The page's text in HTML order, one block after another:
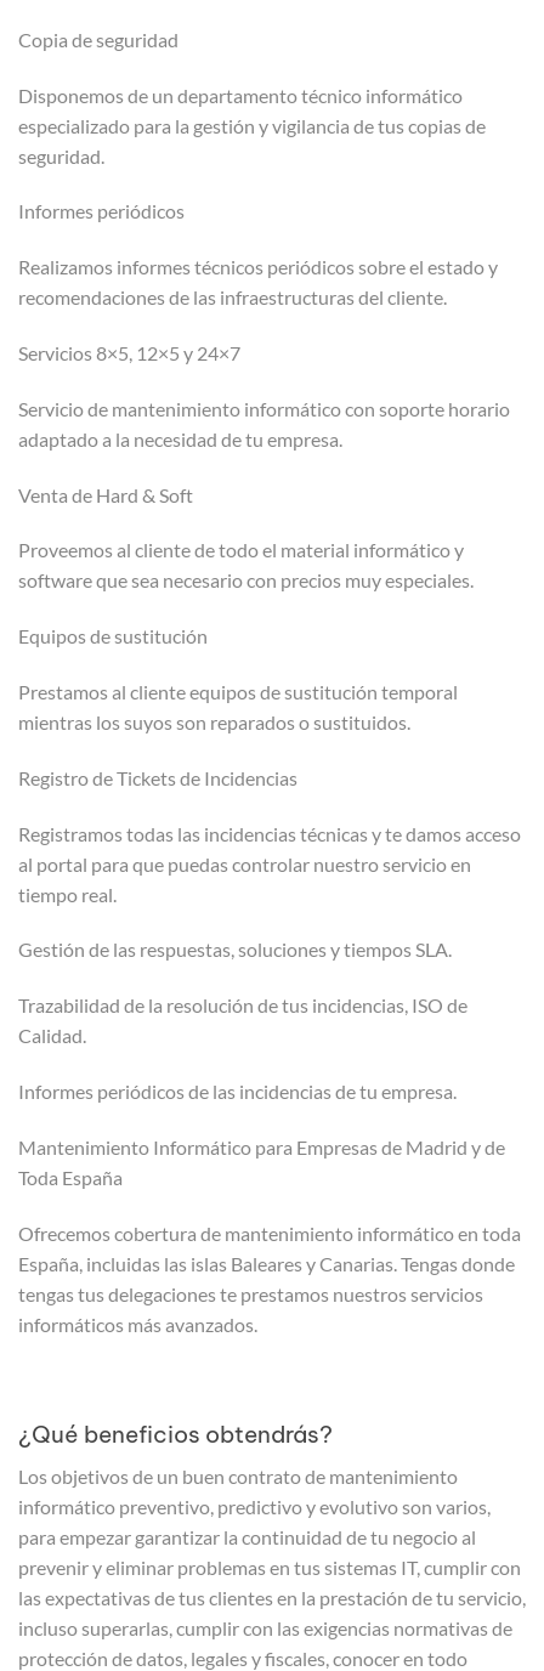
Copia de seguridad
Disponemos de un departamento técnico informático
especializado para la gestión y vigilancia de tus copias de
seguridad.
Informes periódicos
Realizamos informes técnicos periódicos sobre el estado y
recomendaciones de las infraestructuras del cliente.
Servicios 8×5, 12×5 y 24×7
Servicio de mantenimiento informático con soporte horario
adaptado a la necesidad de tu empresa.
Venta de Hard & Soft
Proveemos al cliente de todo el material informático y
software que sea necesario con precios muy especiales.
Equipos de sustitución
Prestamos al cliente equipos de sustitución temporal
mientras los suyos son reparados o sustituidos.
Registro de Tickets de Incidencias
Registramos todas las incidencias técnicas y te damos acceso
al portal para que puedas controlar nuestro servicio en
tiempo real.
Gestión de las respuestas, soluciones y tiempos SLA.
Trazabilidad de la resolución de tus incidencias, ISO de
Calidad.
Informes periódicos de las incidencias de tu empresa.
Mantenimiento Informático para Empresas de Madrid y de
Toda España
Ofrecemos cobertura de mantenimiento informático en toda
España, incluidas las islas Baleares y Canarias. Tengas donde
tengas tus delegaciones te prestamos nuestros servicios
informáticos más avanzados.
¿Qué beneficios obtendrás?
Los objetivos de un buen contrato de mantenimiento
informático preventivo, predictivo y evolutivo son varios,
para empezar garantizar la continuidad de tu negocio al
prevenir y eliminar problemas en tus sistemas IT, cumplir con
las expectativas de tus clientes en la prestación de tu servicio,
incluso superarlas, cumplir con las exigencias normativas de
protección de datos, legales y fiscales, conocer en todo